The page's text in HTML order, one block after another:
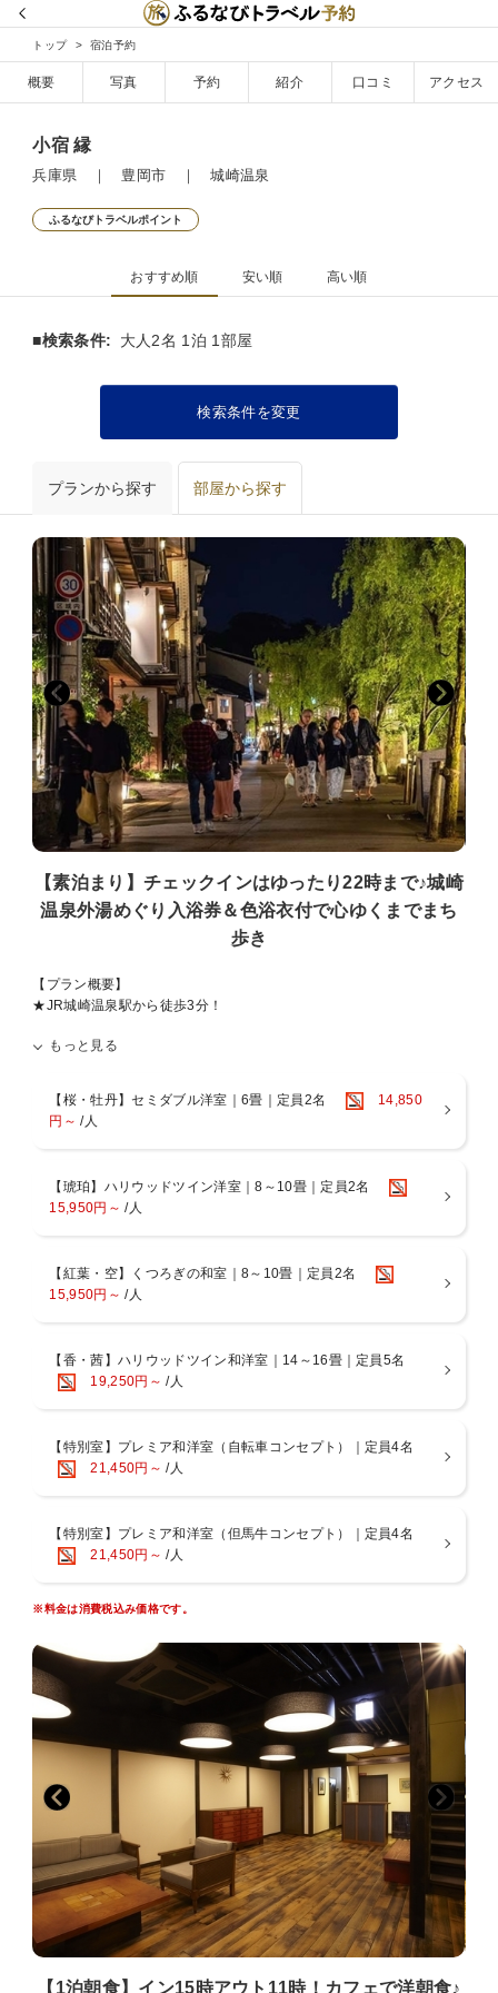
トップ 宿泊予約
概要 写真 予約 紹介 口コミ アクセス
小宿 縁
兵庫県 ｜ 豊岡市 ｜ 城崎温泉
ふるなびトラベルポイント
おすすめ順 安い順 高い順
■検索条件: 大人2名 1泊 1部屋
検索条件を変更
プランから探す 部屋から探す
【素泊まり】チェックインはゆったり22時まで♪城崎
温泉外湯めぐり入浴券＆色浴衣付で心ゆくまでまち
歩き
【プラン概要】
★JR城崎温泉駅から徒歩3分！
散策・食べ歩きをしていただけます♪
【嬉しい特典】
■外湯チケット無料
城崎温泉名物の外湯めぐりは、無料のパスで何度でも
■館内無料貸切温泉（2ヶ所）
選べる館内の2つの貸切温泉でプライベート空間をお過ごしいただけ
■色浴衣無料
■無料Wi-Fi、50インチのテレビはNETFLIXやYouTubeも視聴可！
トドリンクなど宿泊者専用ラウンジ、19時半〜21時までバータイム
（水曜はお休み）
【まだまだたくさん！その他の特典】
■ホテルスタイルを取り入れた和室・洋室・和洋室をご用意。
■チェックイン15時 チェックアウト11時でゆっくり滞在。
※最終チェックインは22時
■専用駐車場完備（1台1000円）
チェックイン日の正午から、チェックアウト日の正午まで駐車OK！
■お荷物お預かりOK
チェックイン前やチェックアウト後のお荷物や、お車もお預かりでき
ます。
■静かにステイ
小学生以下のお子様はお受けしておりません。
■コンビニまで徒歩3分
旅館の目の前スーパーマーケットは徒歩15秒。
■レンタサイクル受付
もっと見る
【桜・牡丹】セミダブル洋室｜6畳｜定員2名
14,850
円～ /人
【琥珀】ハリウッドツイン洋室｜8～10畳｜定員2名
15,950円～ /人
【紅葉・空】くつろぎの和室｜8～10畳｜定員2名
15,950円～ /人
【香・茜】ハリウッドツイン和洋室｜14～16畳｜定員5名
19,250円～ /人
【特別室】プレミア和洋室（自転車コンセプト）｜定員4名
21,450円～ /人
【特別室】プレミア和洋室（但馬牛コンセプト）｜定員4名
21,450円～ /人
※料金は消費税込み価格です。
【1泊朝食】イン15時アウト11時！カフェで洋朝食♪